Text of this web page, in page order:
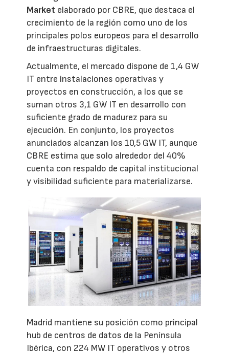
Market elaborado por CBRE, que destaca el
crecimiento de la región como uno de los
principales polos europeos para el desarrollo
de infraestructuras digitales.
Actualmente, el mercado dispone de 1,4 GW
IT entre instalaciones operativas y
proyectos en construcción, a los que se
suman otros 3,1 GW IT en desarrollo con
suficiente grado de madurez para su
ejecución. En conjunto, los proyectos
anunciados alcanzan los 10,5 GW IT, aunque
CBRE estima que solo alrededor del 40%
cuenta con respaldo de capital institucional
y visibilidad suficiente para materializarse.
Madrid mantiene su posición como principal
hub de centros de datos de la Península
Ibérica, con 224 MW IT operativos y otros